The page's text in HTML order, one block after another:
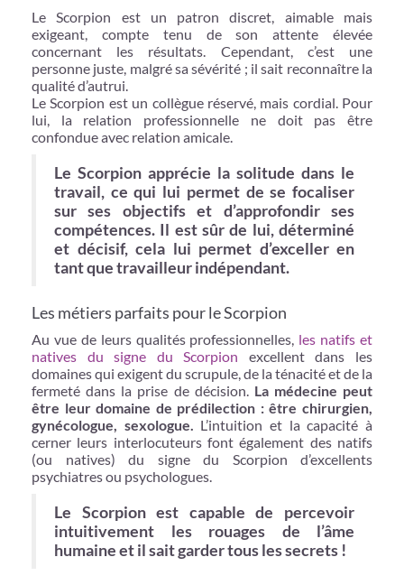
Le Scorpion est un patron discret, aimable mais
exigeant, compte tenu de son attente élevée
concernant les résultats. Cependant, c’est une
personne juste, malgré sa sévérité ; il sait reconnaître la
qualité d’autrui.
Le Scorpion est un collègue réservé, mais cordial. Pour
lui, la relation professionnelle ne doit pas être
confondue avec relation amicale.
Le Scorpion apprécie la solitude dans le
travail, ce qui lui permet de se focaliser
sur ses objectifs et d’approfondir ses
compétences. Il est sûr de lui, déterminé
et décisif, cela lui permet d’exceller en
tant que travailleur indépendant.
Les métiers parfaits pour le Scorpion
Au vue de leurs qualités professionnelles, les natifs et
natives du signe du Scorpion excellent dans les
domaines qui exigent du scrupule, de la ténacité et de la
fermeté dans la prise de décision. La médecine peut
être leur domaine de prédilection : être chirurgien,
gynécologue, sexologue. L’intuition et la capacité à
cerner leurs interlocuteurs font également des natifs
(ou natives) du signe du Scorpion d’excellents
psychiatres ou psychologues.
Le Scorpion est capable de percevoir
intuitivement les rouages de l’âme
humaine et il sait garder tous les secrets !